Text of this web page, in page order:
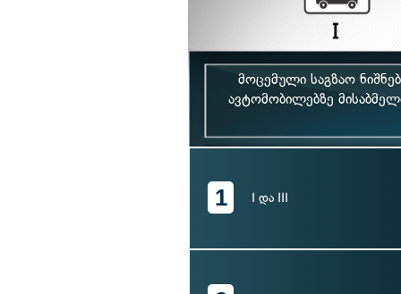
მოცემული საგზაო
ავტომობილებზე
1 I და III